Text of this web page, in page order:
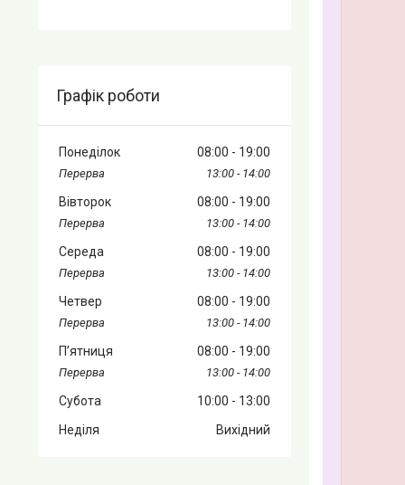
Графік роботи
Понеділок 08:00 19:00
13:00 14:00
Вівторок 08:00 19:00
13:00 14:00
Середа 08:00 19:00
13:00 14:00
Четвер 08:00 19:00
13:00 14:00
Пʼятниця 08:00 19:00
13:00 14:00
Субота 10:00
13:00
Неділя
Вихідний